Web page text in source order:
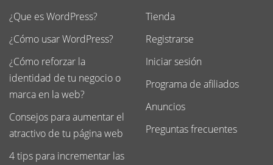
¿Que es WordPress?
¿Cómo usar WordPress?
¿Cómo reforzar la
identidad de tu negocio o
marca en la web?
Consejos para aumentar el
atractivo de tu página web
4 tips para incrementar las
Tienda
Registrarse
Iniciar sesión
Programa de afiliados
Anuncios
Preguntas frecuentes